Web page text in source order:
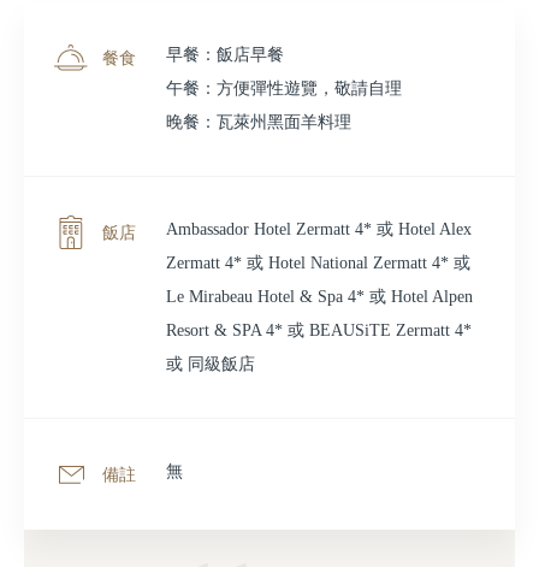
餐食
早餐：飯店早餐
午餐：方便彈性遊覽，敬請自理
晚餐：瓦萊州黑面羊料理
飯店
Ambassador Hotel Zermatt 4* 或 Hotel Alex
Zermatt 4* 或 Hotel National Zermatt 4* 或
Le Mirabeau Hotel & Spa 4* 或 Hotel Alpen
Resort & SPA 4* 或 BEAUSiTE Zermatt 4*
或 同級飯店
備註 無